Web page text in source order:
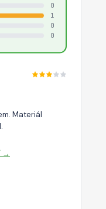
0
1
0
0
Materiál
→